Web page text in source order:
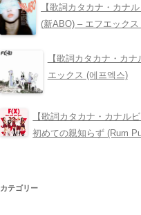
【歌詞カタカナ・カナ
(新ABO) – エフエック
【歌詞カタカナ・カ
エックス (에프엑스)
【歌詞カタカナ・カナル
初めての親知らず (Rum
カテゴリー